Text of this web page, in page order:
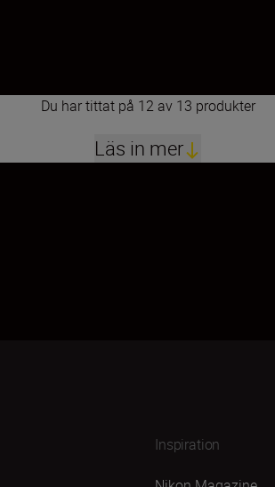
Du har tittat på 12 av 13 produkter
Läs in mer
1 2
Inspiration